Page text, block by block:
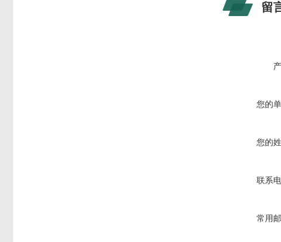
留
您的
您的
联系
常用